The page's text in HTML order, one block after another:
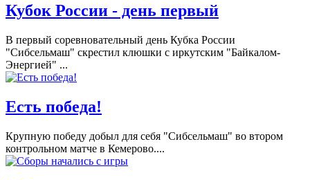
Кубок России - день первый
В первый соревновательный день Кубка России
"Сибсельмаш" скрестил клюшки с иркутским "Байкалом-
Энергией" ...
Есть победа!
Крупную победу добыл для себя "Сибсельмаш" во втором
контрольном матче в Кемерово....